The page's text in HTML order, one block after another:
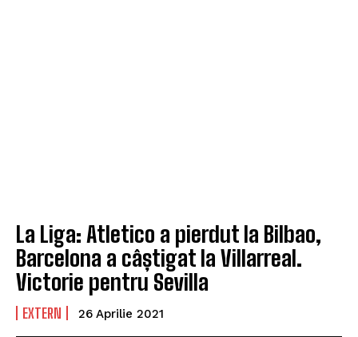
La Liga: Atletico a pierdut la Bilbao,
Barcelona a câștigat la Villarreal.
Victorie pentru Sevilla
EXTERN 26 Aprilie 2021